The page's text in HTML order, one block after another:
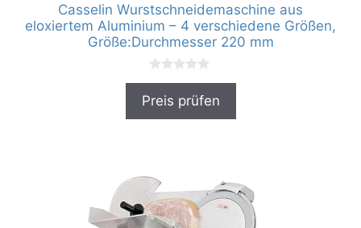
Casselin Wurstschneidemaschine aus
eloxiertem Aluminium – 4 verschiedene Größen,
Größe:Durchmesser 220 mm
0
o
Preis prüfen